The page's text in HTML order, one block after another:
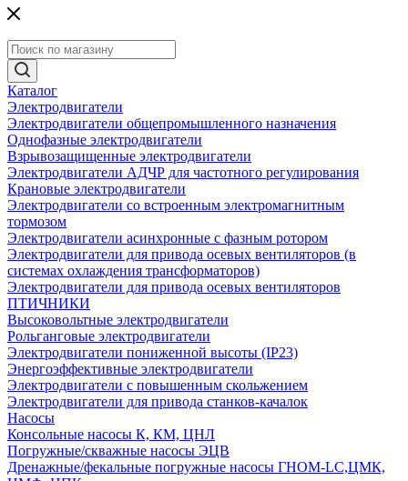
Каталог
Электродвигатели
Электродвигатели общепромышленного назначения
Однофазные электродвигатели
Взрывозащищенные электродвигатели
Электродвигатели АДЧР для частотного регулирования
Крановые электродвигатели
Электродвигатели со встроенным электромагнитным
тормозом
Электродвигатели асинхронные с фазным ротором
Электродвигатели для привода осевых вентиляторов (в
системах охлаждения трансформаторов)
Электродвигатели для привода осевых вентиляторов
ПТИЧНИКИ
Высоковольтные электродвигатели
Рольганговые электродвигатели
Электродвигатели пониженной высоты (IP23)
Энергоэффективные электродвигатели
Электродвигатели с повышенным скольжением
Электродвигатели для привода станков-качалок
Насосы
Консольные насосы К, КМ, ЦНЛ
Погружные/скважные насосы ЭЦВ
Дренажные/фекальные погружные насосы ГНОМ-LC,ЦМК,